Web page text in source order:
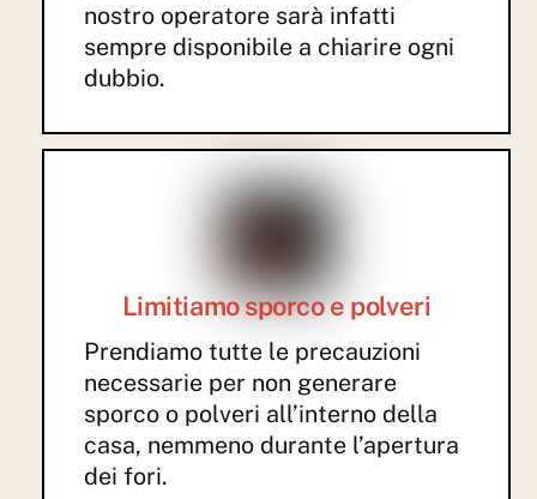
nostro operatore sarà infatti
sempre disponibile a chiarire ogni
dubbio.
Limitiamo sporco e polveri
Prendiamo tutte le precauzioni
necessarie per non generare
sporco o polveri all’interno della
casa, nemmeno durante l’apertura
dei fori.